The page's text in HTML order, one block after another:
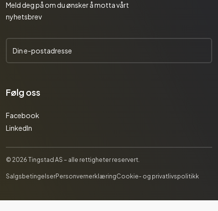
Meld deg på om du ønsker å motta vårt
nyhetsbrev
Følg oss
Facebook
LinkedIn
© 2026 Tingstad AS – alle rettigheter reservert.
SalgsbetingelserPersonvernerklæringCookie- og privatlivspolitikk